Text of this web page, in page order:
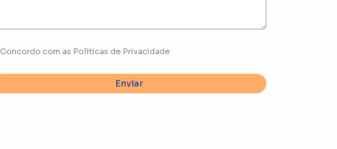
Concordo com as Políticas de Privacidade
Enviar